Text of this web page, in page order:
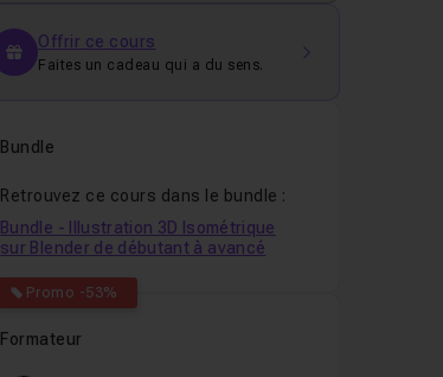
Offrir ce cours
Faites un cadeau qui a du sens.
Bundle
Retrouvez ce cours dans le bundle :
Promo -53%
Bundle - Illustration 3D Isométrique
sur Blender de débutant à avancé
Formateur